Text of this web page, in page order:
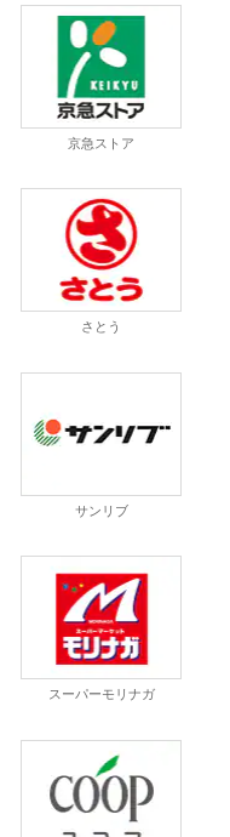
京急ストア
さとう
サンリブ
スーパーモリナガ